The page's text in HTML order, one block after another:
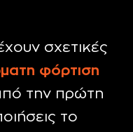
σχετικές
φόρτιση
την πρώτη
το